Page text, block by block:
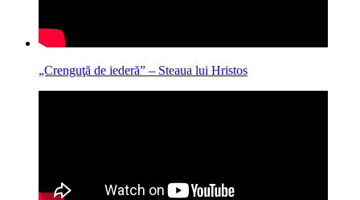
„Crenguţă de iederă” – Steaua lui Hristos